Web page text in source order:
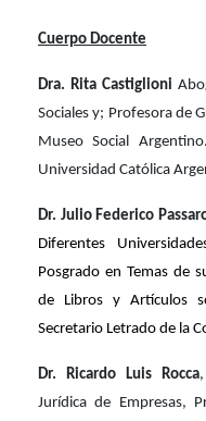
Cuerpo Docente
Dra. Rita Castiglioni
Sociales y; Profesora de
Museo Social
Universidad Católica
Dr. Julio Federico
Diferentes
Posgrado en Temas de
de Libros y Artículos
Secretario Letrado de la
Dr. Ricardo Luis Rocca,
Jurídica de Empresas,